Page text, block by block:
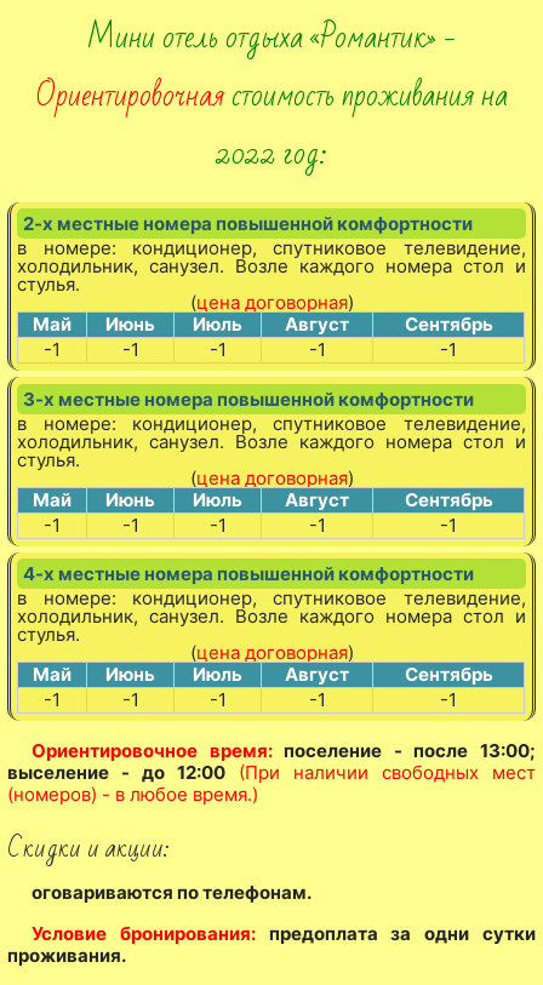
Мини отель отдыха «Романтик» -
Ориентировочнаястоимость проживания на
2022 год:
2-х местные номера повышенной комфортности
в номере: кондиционер, спутниковое телевидение,
холодильник, санузел. Возле каждого номера стол и
стулья.
(цена договорная)
Май
Июнь Июль Август
Сентябрь
-1
-1 -1 -1 -1
3-х местные номера повышенной комфортности
в номере: кондиционер, спутниковое телевидение,
холодильник, санузел. Возле каждого номера стол и
стулья.
(цена договорная)
Май
Июнь Июль Август
Сентябрь
-1
-1 -1 -1 -1
4-х местные номера повышенной комфортности
в номере: кондиционер, спутниковое телевидение,
холодильник, санузел. Возле каждого номера стол и
стулья.
(цена договорная)
Май
Июнь Июль Август
Сентябрь
-1
-1 -1 -1 -1
Ориентировочное время:поселение - после 13:00;
выселение - до 12:00 (При наличии свободных мест
(номеров) - в любое время.)
Скидки и акции:
оговариваются по телефонам.
Условие бронирования:предоплата за одни сутки
проживания.